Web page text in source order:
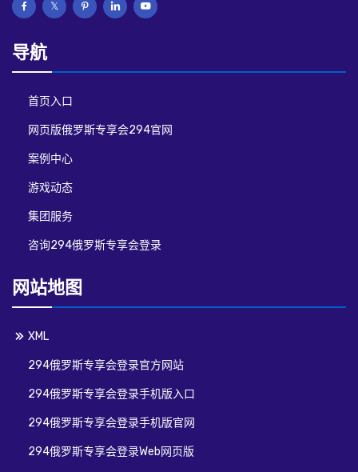
导航
首页入口
网页版俄罗斯专享会294官网
案例中心
游戏动态
集团服务
咨询294俄罗斯专享会登录
网站地图
XML
294俄罗斯专享会登录官方网站
294俄罗斯专享会登录手机版入口
294俄罗斯专享会登录手机版官网
294俄罗斯专享会登录Web网页版